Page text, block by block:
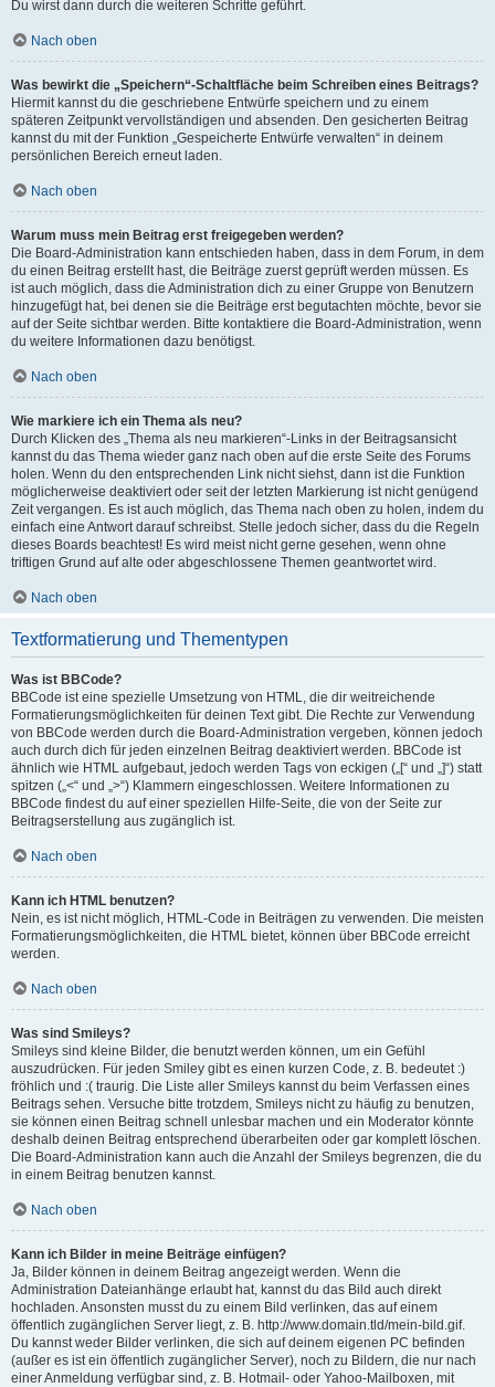
Du wirst dann durch die weiteren Schritte geführt.
Nach oben
Was bewirkt die „Speichern“-Schaltfläche beim Schreiben eines Beitrags?
Hiermit kannst du die geschriebene Entwürfe speichern und zu einem
späteren Zeitpunkt vervollständigen und absenden. Den gesicherten Beitrag
kannst du mit der Funktion „Gespeicherte Entwürfe verwalten“ in deinem
persönlichen Bereich erneut laden.
Nach oben
Warum muss mein Beitrag erst freigegeben werden?
Die Board-Administration kann entschieden haben, dass in dem Forum, in dem
du einen Beitrag erstellt hast, die Beiträge zuerst geprüft werden müssen. Es
ist auch möglich, dass die Administration dich zu einer Gruppe von Benutzern
hinzugefügt hat, bei denen sie die Beiträge erst begutachten möchte, bevor sie
auf der Seite sichtbar werden. Bitte kontaktiere die Board-Administration, wenn
du weitere Informationen dazu benötigst.
Nach oben
Wie markiere ich ein Thema als neu?
Durch Klicken des „Thema als neu markieren“-Links in der Beitragsansicht
kannst du das Thema wieder ganz nach oben auf die erste Seite des Forums
holen. Wenn du den entsprechenden Link nicht siehst, dann ist die Funktion
möglicherweise deaktiviert oder seit der letzten Markierung ist nicht genügend
Zeit vergangen. Es ist auch möglich, das Thema nach oben zu holen, indem du
einfach eine Antwort darauf schreibst. Stelle jedoch sicher, dass du die Regeln
dieses Boards beachtest! Es wird meist nicht gerne gesehen, wenn ohne
triftigen Grund auf alte oder abgeschlossene Themen geantwortet wird.
Nach oben
Textformatierung und Thementypen
Was ist BBCode?
BBCode ist eine spezielle Umsetzung von HTML, die dir weitreichende
Formatierungsmöglichkeiten für deinen Text gibt. Die Rechte zur Verwendung
von BBCode werden durch die Board-Administration vergeben, können jedoch
auch durch dich für jeden einzelnen Beitrag deaktiviert werden. BBCode ist
ähnlich wie HTML aufgebaut, jedoch werden Tags von eckigen („[“ und „]“) statt
spitzen („<“ und „>“) Klammern eingeschlossen. Weitere Informationen zu
BBCode findest du auf einer speziellen Hilfe-Seite, die von der Seite zur
Beitragserstellung aus zugänglich ist.
Nach oben
Kann ich HTML benutzen?
Nein, es ist nicht möglich, HTML-Code in Beiträgen zu verwenden. Die meisten
Formatierungsmöglichkeiten, die HTML bietet, können über BBCode erreicht
werden.
Nach oben
Was sind Smileys?
Smileys sind kleine Bilder, die benutzt werden können, um ein Gefühl
auszudrücken. Für jeden Smiley gibt es einen kurzen Code, z. B. bedeutet :)
fröhlich und :( traurig. Die Liste aller Smileys kannst du beim Verfassen eines
Beitrags sehen. Versuche bitte trotzdem, Smileys nicht zu häufig zu benutzen,
sie können einen Beitrag schnell unlesbar machen und ein Moderator könnte
deshalb deinen Beitrag entsprechend überarbeiten oder gar komplett löschen.
Die Board-Administration kann auch die Anzahl der Smileys begrenzen, die du
in einem Beitrag benutzen kannst.
Nach oben
Kann ich Bilder in meine Beiträge einfügen?
Ja, Bilder können in deinem Beitrag angezeigt werden. Wenn die
Administration Dateianhänge erlaubt hat, kannst du das Bild auch direkt
hochladen. Ansonsten musst du zu einem Bild verlinken, das auf einem
öffentlich zugänglichen Server liegt, z. B. http://www.domain.tld/mein-bild.gif.
Du kannst weder Bilder verlinken, die sich auf deinem eigenen PC befinden
(außer es ist ein öffentlich zugänglicher Server), noch zu Bildern, die nur nach
einer Anmeldung verfügbar sind, z. B. Hotmail- oder Yahoo-Mailboxen, mit